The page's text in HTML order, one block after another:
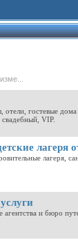
гостевые
VIP.
лагеря
лагеря,
и бюро